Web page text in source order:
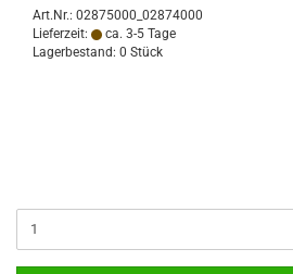
Art.Nr.: 02875000_02874000
Lieferzeit:
ca. 3-5 Tage
Lagerbestand: 0 Stück